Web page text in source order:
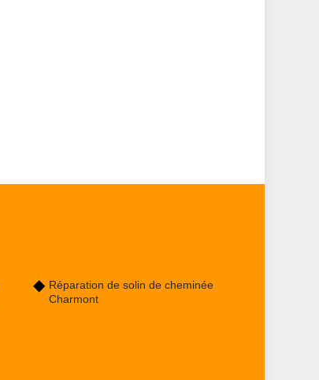
Réparation de solin de cheminée
Charmont